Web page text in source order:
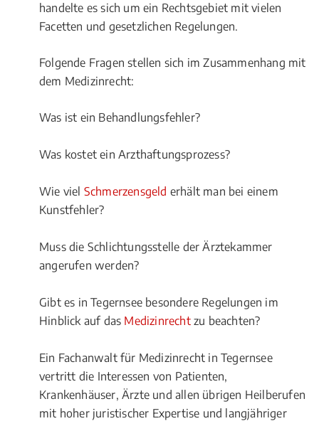
handelte es sich um ein Rechtsgebiet mit vielen
Facetten und gesetzlichen Regelungen.
Folgende Fragen stellen sich im Zusammenhang mit
dem Medizinrecht:
Was ist ein Behandlungsfehler?
Was kostet ein Arzthaftungsprozess?
Wie viel Schmerzensgeld erhält man bei einem
Kunstfehler?
Muss die Schlichtungsstelle der Ärztekammer
angerufen werden?
Gibt es in Tegernsee besondere Regelungen im
Hinblick auf das Medizinrechtzu beachten?
Ein Fachanwalt für Medizinrecht in Tegernsee
vertritt die Interessen von Patienten,
Krankenhäuser, Ärzte und allen übrigen Heilberufen
mit hoher juristischer Expertise und langjähriger